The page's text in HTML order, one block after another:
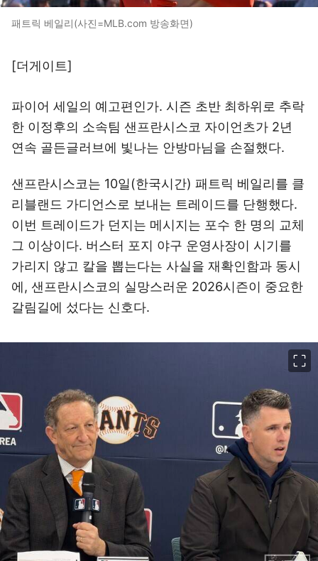
패트릭 베일리(사진=MLB.com 방송화면)
[더게이트]
파이어 세일의 예고편인가. 시즌 초반 최하위로 추락
한 이정후의 소속팀 샌프란시스코 자이언츠가 2년
연속 골든글러브에 빛나는 안방마님을 손절했다.
샌프란시스코는 10일(한국시간) 패트릭 베일리를 클
리블랜드 가디언스로 보내는 트레이드를 단행했다.
이번 트레이드가 던지는 메시지는 포수 한 명의 교체
그 이상이다. 버스터 포지 야구 운영사장이 시기를
가리지 않고 칼을 뽑는다는 사실을 재확인함과 동시
에, 샌프란시스코의 실망스러운 2026시즌이 중요한
갈림길에 섰다는 신호다.